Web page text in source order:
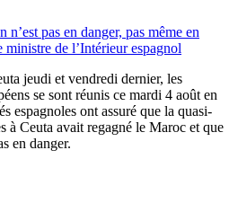
n’est pas en danger, pas même en
de l’Intérieur espagnol
jeudi et vendredi dernier, les
se sont réunis ce mardi 4 août en
espagnoles ont assuré que la quasi-
à Ceuta avait regagné le Maroc et que
en danger.